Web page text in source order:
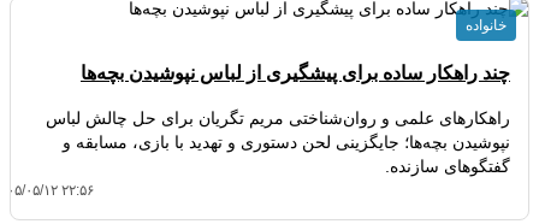
چند راهکار ساده برای پیشگیری از لباس نپوشیدن بچه‌ها
راهکارهای علمی و روان‌شناختی مریم تگریان برای حل چالش لباس
نپوشیدن بچه‌ها؛ جایگزینی لحن دستوری و تهدید با بازی، مسابقه و
گفتگوهای سازنده.
۱۴۰۵/۰۵/۱۲
خانواده